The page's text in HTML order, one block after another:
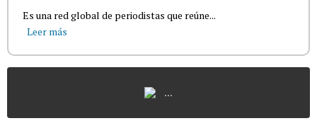
Es una red global de periodistas que reúne...
Leer más
...